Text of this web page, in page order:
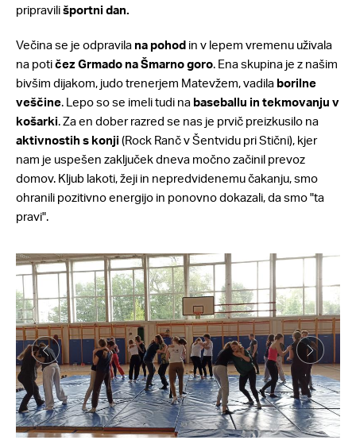
pripravilišportni dan.
Večina se je odpravila na pohod in v lepem vremenu uživala
na potičez Grmado na Šmarno goro. Ena skupina je z našim
bivšim dijakom, judo trenerjem Matevžem, vadila borilne
veščine. Lepo so se imeli tudi na baseballu in tekmovanju v
košarki. Za en dober razred se nas je prvič preizkusilo na
aktivnostih s konji (Rock Ranč v Šentvidu pri Stični), kjer
nam je uspešen zaključek dneva močno začinil prevoz
domov. Kljub lakoti, žeji in nepredvidenemu čakanju, smo
ohranili pozitivno energijo in ponovno dokazali, da smo "ta
pravi".